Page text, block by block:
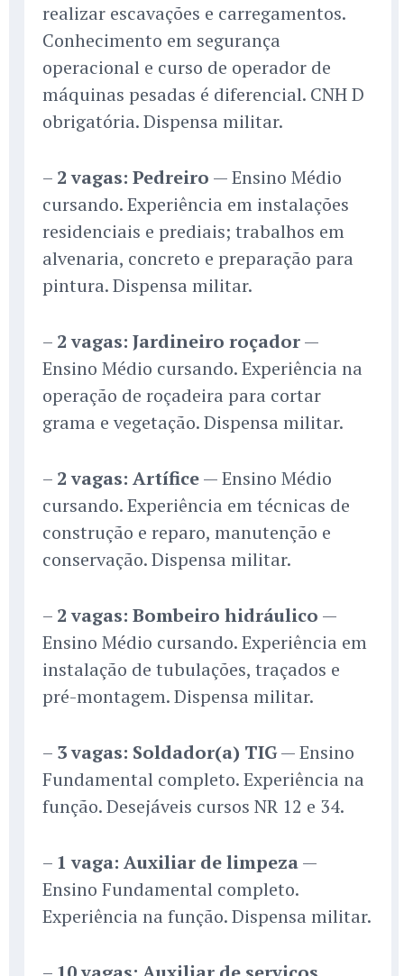
realizar escavações e carregamentos.
Conhecimento em segurança
operacional e curso de operador de
máquinas pesadas é diferencial. CNH D
obrigatória. Dispensa militar.
– 2 vagas: Pedreiro — Ensino Médio
cursando. Experiência em instalações
residenciais e prediais; trabalhos em
alvenaria, concreto e preparação para
pintura. Dispensa militar.
– 2 vagas: Jardineiro roçador—
Ensino Médio cursando. Experiência na
operação de roçadeira para cortar
grama e vegetação. Dispensa militar.
– 2 vagas: Artífice— Ensino Médio
cursando. Experiência em técnicas de
construção e reparo, manutenção e
conservação. Dispensa militar.
– 2 vagas: Bombeiro hidráulico —
Ensino Médio cursando. Experiência em
instalação de tubulações, traçados e
pré-montagem. Dispensa militar.
– 3 vagas: Soldador(a) TIG— Ensino
Fundamental completo. Experiência na
função. Desejáveis cursos NR 12 e 34.
– 1 vaga: Auxiliar de limpeza—
Ensino Fundamental completo.
Experiência na função. Dispensa militar.